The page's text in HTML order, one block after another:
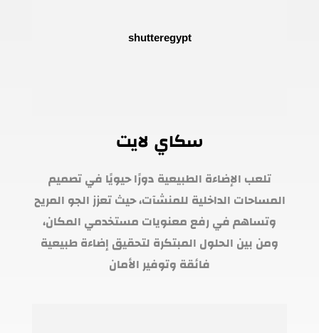
سكاي لايت
تلعب الإضاءة الطبيعية دورًا حيويًا في تصميم
المساحات الداخلية للمنشآت، حيث تعزز الجو المريح
وتساهم في رفع معنويات مستخدمي المكان،
ومن بين الحلول المبتكرة لتحقيق إضاءة طبيعية
فائقة وتوفير الأمان